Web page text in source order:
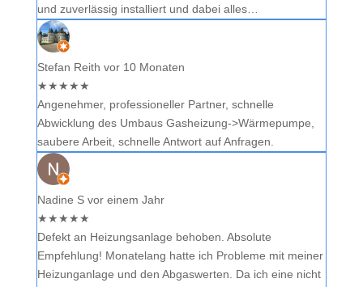
und zuverlässig installiert und dabei alles…
Stefan Reith vor 10 Monaten
★★★★★
Angenehmer, professioneller Partner, schnelle
Abwicklung des Umbaus Gasheizung->Wärmepumpe,
saubere Arbeit, schnelle Antwort auf Anfragen.
Nadine S vor einem Jahr
★★★★★
Defekt an Heizungsanlage behoben. Absolute
Empfehlung! Monatelang hatte ich Probleme mit meiner
Heizunganlage und den Abgaswerten. Da ich eine nicht